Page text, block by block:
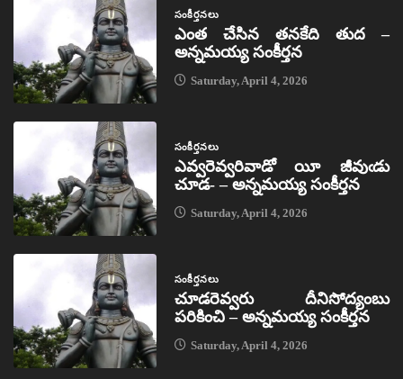
సంకీర్తనలు
ఎంత చేసిన తనకేది తుద –
అన్నమయ్య సంకీర్తన
Saturday, April 4, 2026
సంకీర్తనలు
ఎవ్వరెవ్వరివాడో యీ జీవుఁడు
చూడ- – అన్నమయ్య సంకీర్తన
Saturday, April 4, 2026
సంకీర్తనలు
చూడరెవ్వరు దీనిసోద్యంబు
పరికించి – అన్నమయ్య సంకీర్తన
Saturday, April 4, 2026